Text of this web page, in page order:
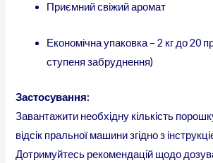
Приємний свіжий аромат
Економічна упаковка – 2 кг до 20
ступеня забруднення)
Застосування:
Завантажити необхідну кількість
відсік пральної машини згідно з
Дотримуйтесь рекомендацій щодо